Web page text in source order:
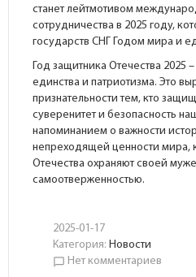
станет лейтмотивом
сотрудничества в 2025 году,
государств СНГ Годом мира и
Год защитника Отечества 2025
единства и патриотизма. Это
признательности тем, кто
суверенитет и безопасность
напоминанием о важности
непреходящей ценности мира,
Отечества охраняют своей
самоотверженностью.
2025-01-17
Категория: Новости
chat_bubble_outline Нет комментариев